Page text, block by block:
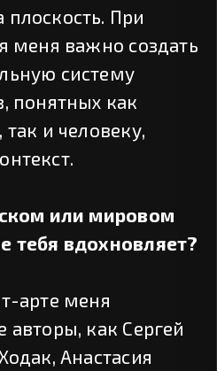
При
меня важно создать
систему
понятных как
и человеку,
или мировом
тебя вдохновляет?
арте меня
авторы, как Сергей
Анастасия